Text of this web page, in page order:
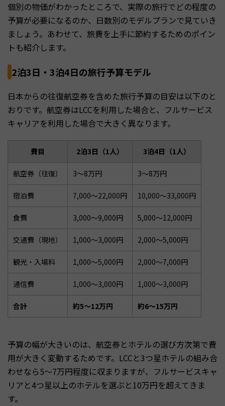
個別の物価がわかったところで、実際の旅行でどの程度の
予算が必要になるのか、日数別のモデルプランで見ていき
ましょう。あわせて、旅費を上手に節約するためのポイン
トも紹介します。
2泊3日・3泊4日の旅行予算モデル
日本からの往復航空券を含めた旅行予算の目安は以下のと
おりです。航空券はLCCを利用した場合と、フルサービス
キャリアを利用した場合で大きく異なります。
費目 2泊3日（1人） 3泊4日（1人）
航空券（往復） 3〜8万円 3〜8万円
宿泊費 7,000〜22,000円 10,000〜33,000円
食費 3,000〜9,000円 5,000〜12,000円
交通費（現地） 1,000〜3,000円 2,000〜5,000円
観光・入場料 1,000〜5,000円 2,000〜7,000円
通信費 1,000〜3,000円 1,000〜3,000円
合計 約5〜12万円 約6〜15万円
予算の幅が大きいのは、航空券とホテルの選び方次第で費
用が大きく変動するためです。LCCと3つ星ホテルの組み合
わせなら5〜7万円程度に収まりますが、フルサービスキャ
リアと4つ星以上のホテルを選ぶと10万円を超えてきま
す。